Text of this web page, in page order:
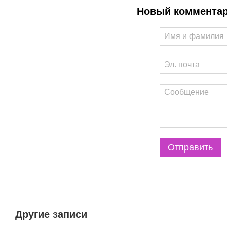
Новый
Отправить
Другие записи